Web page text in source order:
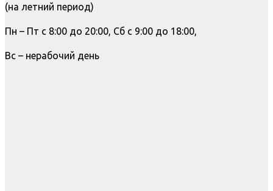
(на летний период)
Пн – Пт с 8:00 до 20:00, Сб с 9:00 до 18:00,
Вс – нерабочий день